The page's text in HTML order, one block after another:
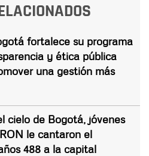
fortalece su programa
y ética pública
una gestión más
cielo de Bogotá, jóvenes
le cantaron el
488 a la capital